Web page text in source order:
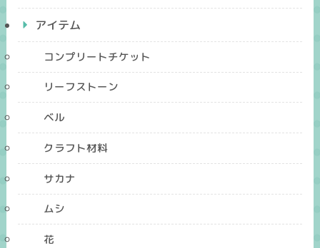
アイテム
コンプリートチケット
リーフストーン
ベル
クラフト材料
サカナ
ムシ
花